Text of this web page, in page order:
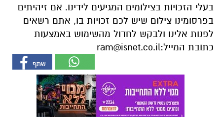
בעלי הזכויות בצילומים המגיעים לידינו. אם זיהיתים
בפרסומינו צילום שיש לכם זכויות בו, אתם רשאים
לפנות אלינו ולבקש לחדול מהשימוש באמצעות
כתובת המייל:ram@isnet.co.il